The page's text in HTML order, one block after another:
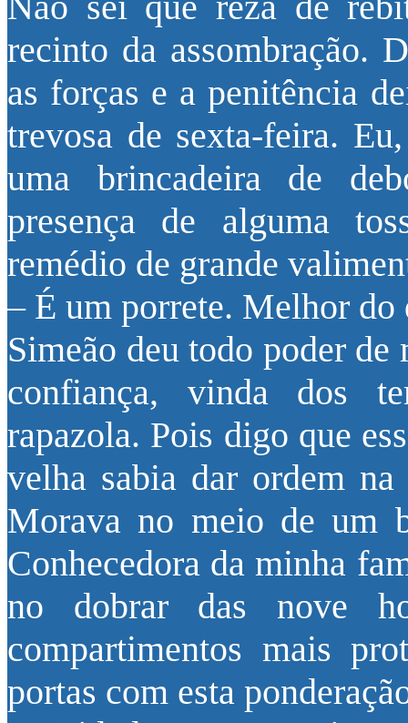
recinto da assombração.
as forças e a penitência
trevosa de sexta-feira.
uma brincadeira de
presença de alguma
remédio de grande
– É um porrete. Melhor do
Simeão deu todo poder
confiança, vinda dos
rapazola. Pois digo que
velha sabia dar ordem
Morava no meio de um
Conhecedora da minha
no dobrar das nove
compartimentos mais
portas com esta